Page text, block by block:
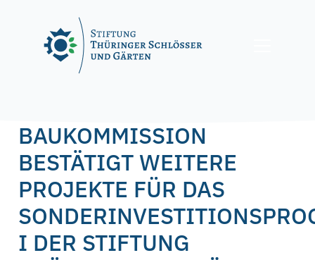
BAUKOMMISSION
BESTÄTIGT WEITERE
PROJEKTE FÜR DAS
I DER STIFTUNG